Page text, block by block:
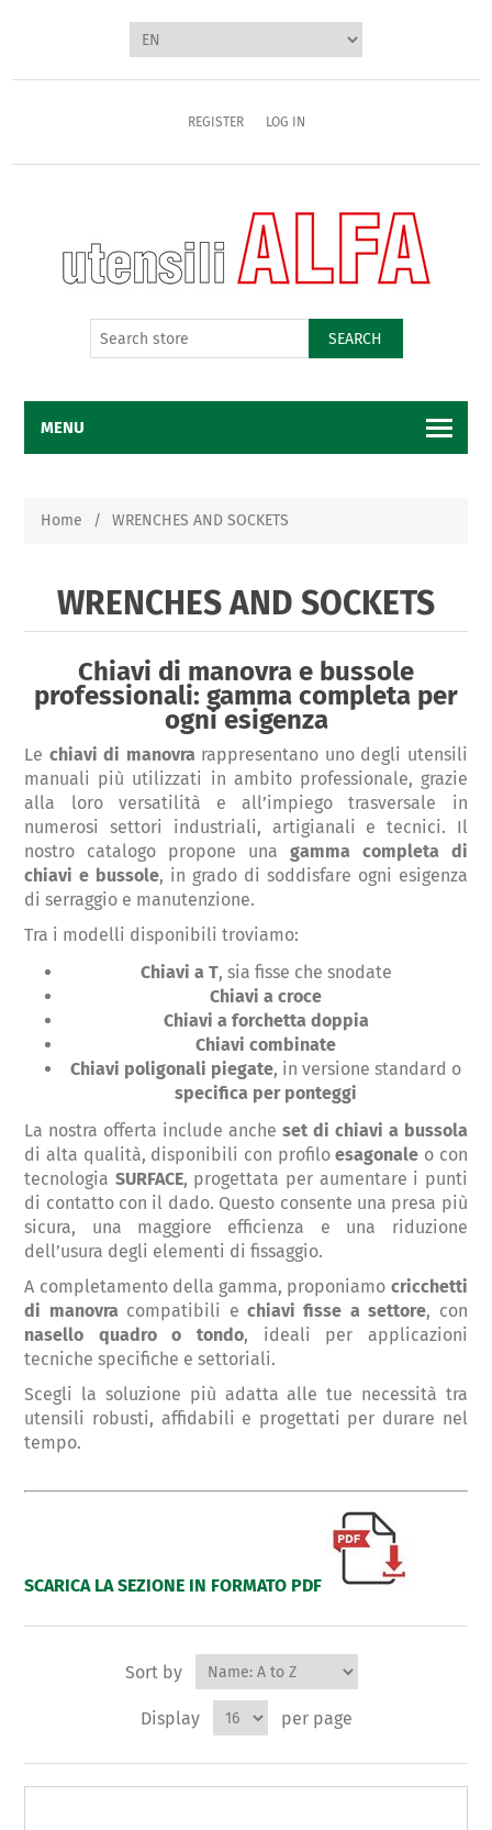
REGISTER LOG IN
SEARCH
MENU
Home / WRENCHES AND SOCKETS
WRENCHES AND SOCKETS
Chiavi di manovra e bussole
professionali: gamma completa per
ogni esigenza
Le chiavi di manovrarappresentano uno degli utensili
manuali più utilizzati in ambito professionale, grazie
alla loro versatilità e all’impiego trasversale in
numerosi settori industriali, artigianali e tecnici. Il
nostro catalogo propone una gamma completa di
chiavi e bussole, in grado di soddisfare ogni esigenza
di serraggio e manutenzione.
Tra i modelli disponibili troviamo:
Chiavi a T, sia fisse che snodate
Chiavi a croce
Chiavi a forchetta doppia
Chiavi combinate
Chiavi poligonali piegate, in versione standard o
specifica per ponteggi
La nostra offerta include anche set di chiavi a bussola
di alta qualità, disponibili con profiloesagonale o con
tecnologia SURFACE, progettata per aumentare i punti
di contatto con il dado. Questo consente una presa più
sicura, una maggiore efficienza e una riduzione
dell’usura degli elementi di fissaggio.
A completamento della gamma, proponiamo cricchetti
di manovracompatibili echiavi fisse a settore, con
nasello quadro o tondo, ideali per applicazioni
tecniche specifiche e settoriali.
Scegli la soluzione più adatta alle tue necessità tra
utensili robusti, affidabili e progettati per durare nel
tempo.
SCARICA LA SEZIONE IN FORMATO PDF
Sort by
Display per page